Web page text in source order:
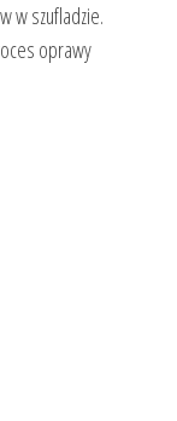
w szufladzie.
oprawy